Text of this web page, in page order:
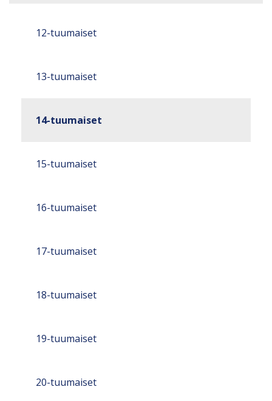
12-tuumaiset
13-tuumaiset
14-tuumaiset
15-tuumaiset
16-tuumaiset
17-tuumaiset
18-tuumaiset
19-tuumaiset
20-tuumaiset